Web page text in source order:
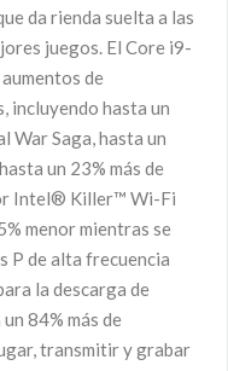
da rienda suelta a las
juegos. El Core i9-
de
incluyendo hasta un
War Saga, hasta un
un 23% más de
Intel® Killer™ Wi-Fi
menor mientras se
P de alta frecuencia
la descarga de
84% más de
transmitir y grabar